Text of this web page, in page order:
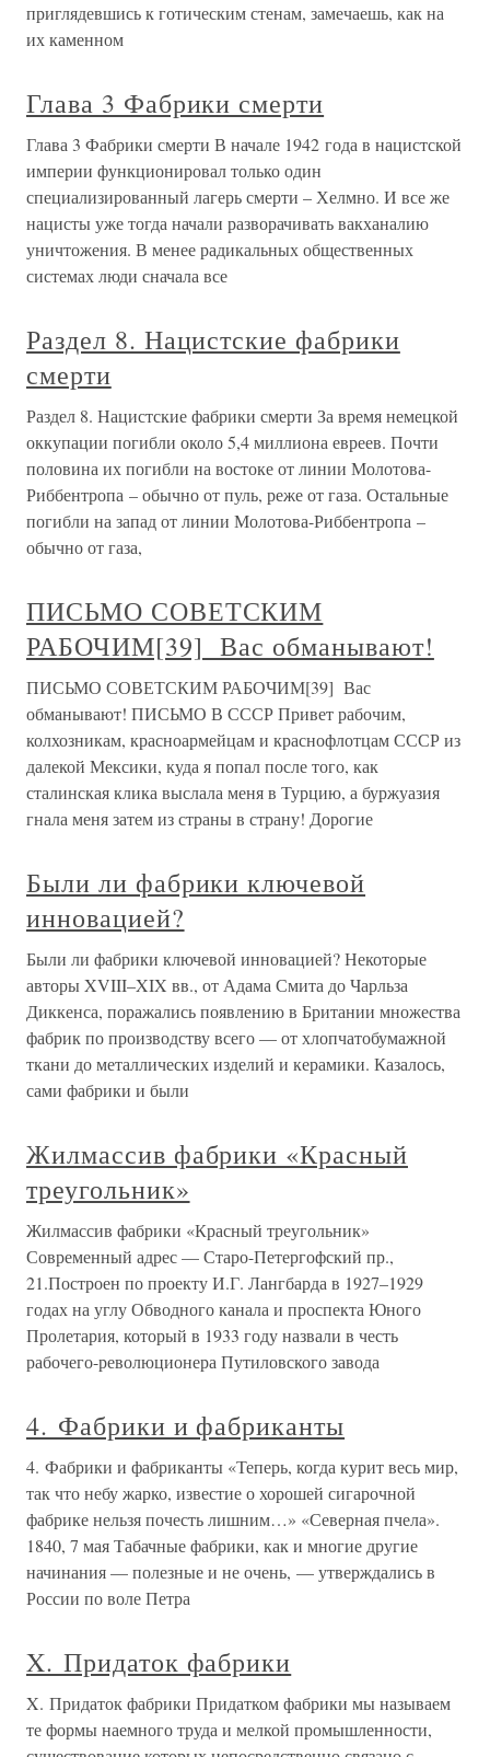
приглядевшись к готическим стенам, замечаешь, как на
их каменном
Глава 3 Фабрики смерти
Глава 3 Фабрики смерти В начале 1942 года в нацистской
империи функционировал только один
специализированный лагерь смерти – Хелмно. И все же
нацисты уже тогда начали разворачивать вакханалию
уничтожения. В менее радикальных общественных
системах люди сначала все
Раздел 8. Нацистские фабрики
смерти
Раздел 8. Нацистские фабрики смерти За время немецкой
оккупации погибли около 5,4 миллиона евреев. Почти
половина их погибли на востоке от линии Молотова-
Риббентропа – обычно от пуль, реже от газа. Остальные
погибли на запад от линии Молотова-Риббентропа –
обычно от газа,
ПИСЬМО СОВЕТСКИМ
РАБОЧИМ[39] Вас обманывают!
ПИСЬМО СОВЕТСКИМ РАБОЧИМ[39] Вас
обманывают! ПИСЬМО В СССР Привет рабочим,
колхозникам, красноармейцам и краснофлотцам СССР из
далекой Мексики, куда я попал после того, как
сталинская клика выслала меня в Турцию, а буржуазия
гнала меня затем из страны в страну! Дорогие
Были ли фабрики ключевой
инновацией?
Были ли фабрики ключевой инновацией? Некоторые
авторы XVIII–XIX вв., от Адама Смита до Чарльза
Диккенса, поражались появлению в Британии множества
фабрик по производству всего — от хлопчатобумажной
ткани до металлических изделий и керамики. Казалось,
сами фабрики и были
Жилмассив фабрики «Красный
треугольник»
Жилмассив фабрики «Красный треугольник»
Современный адрес — Старо-Петергофский пр.,
21.Построен по проекту И.Г. Лангбарда в 1927–1929
годах на углу Обводного канала и проспекта Юного
Пролетария, который в 1933 году назвали в честь
рабочего-революционера Путиловского завода
4. Фабрики и фабриканты
4. Фабрики и фабриканты «Теперь, когда курит весь мир,
так что небу жарко, известие о хорошей сигарочной
фабрике нельзя почесть лишним…» «Северная пчела».
1840, 7 мая Табачные фабрики, как и многие другие
начинания — полезные и не очень, — утверждались в
России по воле Петра
X. Придаток фабрики
X. Придаток фабрики Придатком фабрики мы называем
те формы наемного труда и мелкой промышленности,